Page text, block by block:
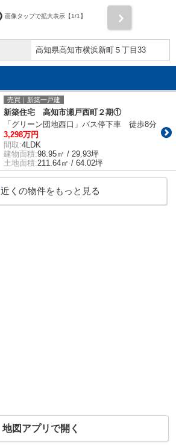
画像タップで拡大表示【1/1】
高知県高知市横浜新町５丁目33
売買｜新築一戸建
新築住宅 高知市瀬戸西町２期①
「グリーン団地西口」バス停下車 徒歩8分
3,298万円
間取:4LDK
建物面積:98.95㎡ / 29.93坪
土地面積:211.64㎡ / 64.02坪
近くの物件をもっと見る
地図アプリで開く